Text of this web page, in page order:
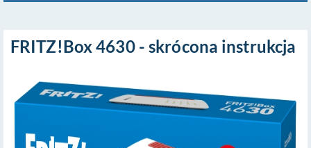
FRITZ!Box 4630 - skrócona instrukcja